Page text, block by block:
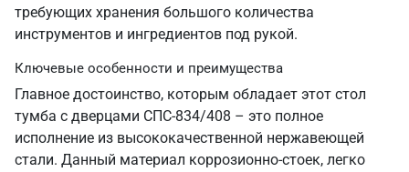
требующих хранения большого количества
инструментов и ингредиентов под рукой.
Ключевые особенности и преимущества
Главное достоинство, которым обладает этот стол
тумба с дверцами СПС-834/408 – это полное
исполнение из высококачественной нержавеющей
стали. Данный материал коррозионно-стоек, легко